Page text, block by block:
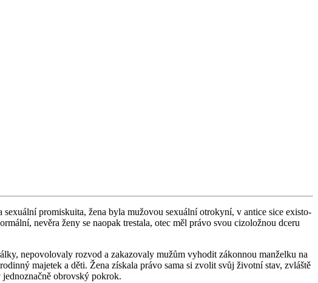
pro­mis­ku­i­ta, žena byla mu­žo­vou se­xu­ál­ní ot­ro­ky­ní, v an­ti­ce sice exis­to­
ne­vě­ra ženy se na­o­pak tresta­la, otec měl právo svou ci­zo­lož­nou dceru
ne­po­vo­lo­va­ly roz­vod a za­ka­zo­va­ly mužům vy­ho­dit zá­kon­nou man­žel­ku na
ma­je­tek a děti. Žena zís­ka­la právo sama si zvo­lit svůj ži­vot­ní stav, zvláš­tě
ob­rov­ský po­krok.